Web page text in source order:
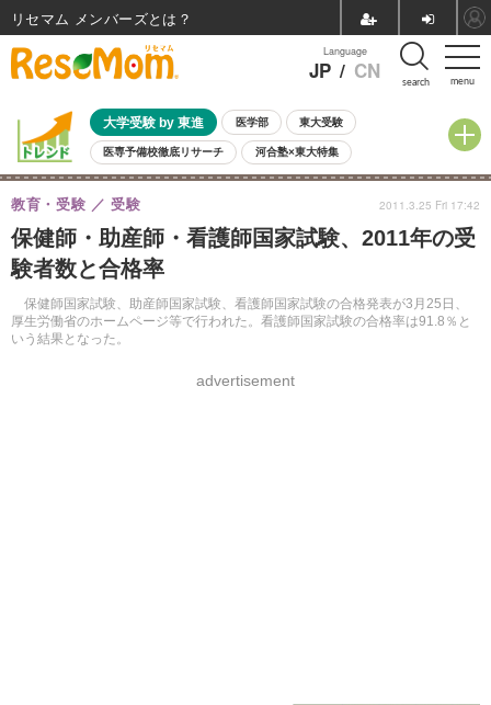
menu
Language
JP / CN search
大学受験 by 東進 医学部 東大受験
医専予備校徹底リサーチ 河合塾×東大特集
親子で考える大学選び 高校受験 中学受験 小学校受験
共通テスト 夏休み
8月開催イベント・WS 全国公立高校 過去問 人気記事
自由研究教材（小学生向け）
保健師・助産師・看護師国家試験、2011年の受
験者数と合格率
保健師国家試験、助産師国家試験、看護師国家試験の合格発表が3月25日、
厚生労働省のホームページ等で行われた。看護師国家試験の合格率は91.8％と
いう結果となった。
教育・受験 受験
advertisement
2011.3.25 Fri 17:42
リセマム メンバーズ